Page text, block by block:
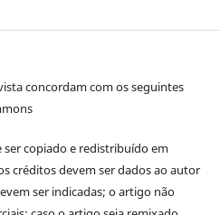
concordam com os seguintes
copiado e redistribuído em
créditos devem ser dados ao autor
ser indicadas; o artigo não